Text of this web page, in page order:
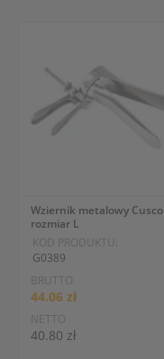
Wziernik metalowy Cusco
rozmiar L
KOD PRODUKTU:
G0389
BRUTTO
44.06 zł
NETTO
40.80 zł